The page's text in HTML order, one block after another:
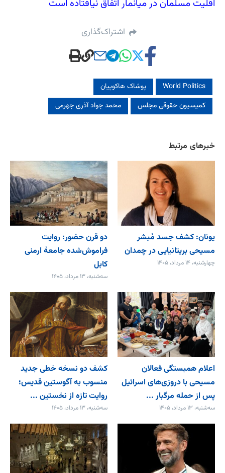
اقلیت مسلمان در میانمار اتفاق نیافتاده است
اشتراک‌گذاری
World Politics
پوشاک هاکوپیان
کمیسیون حقوقی مجلس
محمد جواد آذری جهرمی
خبرهای مرتبط
یونان: کشف جسد مُبشر
مسیحی بریتانیایی در چمدان
چهارشنبه، ۱۴ مرداد، ۱۴۰۵
دو قرن حضور: روایت
فراموش‌شده جامعۀ ارمنی
کابل
سه‌شنبه، ۱۳ مرداد، ۱۴۰۵
اعلام همبستگی فعالان
مسیحی با دروزی‌های اسرائیل
پس از حمله مرگبار ...
سه‌شنبه، ۱۳ مرداد، ۱۴۰۵
کشف دو نسخه خطی جدید
منسوب به آگوستین قدیس؛
روایت تازه از نخستین ...
سه‌شنبه، ۱۳ مرداد، ۱۴۰۵